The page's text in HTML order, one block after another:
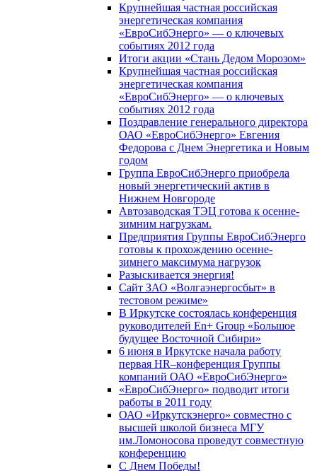
Крупнейшая частная российская
энергетическая компания
«ЕвроСибЭнерго» — о ключевых
событиях 2012 года
Итоги акции «Стань Дедом Морозом»
Крупнейшая частная российская
энергетическая компания
«ЕвроСибЭнерго» — о ключевых
событиях 2012 года
Поздравление генерального директора
ОАО «ЕвроСибЭнерго» Евгения
Федорова с Днем Энергетика и Новым
годом
Группа ЕвроСибЭнерго приобрела
новый энергетический актив в
Нижнем Новгороде
Автозаводская ТЭЦ готова к осенне-
зимним нагрузкам.
Предприятия Группы ЕвроСибЭнерго
готовы к прохождению осенне-
зимнего максимума нагрузок
Разыскивается энергия!
Сайт ЗАО «Волгаэнергосбыт» в
тестовом режиме»
В Иркутске состоялась конференция
руководителей En+ Group «Большое
будущее Восточной Сибири»
6 июня в Иркутске начала работу
первая HR–конференция Группы
компаний ОАО «ЕвроСибЭнерго»
«ЕвроСибЭнерго» подводит итоги
работы в 2011 году
ОАО «Иркутскэнерго» совместно с
высшей школой бизнеса МГУ
им.Ломоносова проведут совместную
конференцию
С Днем Победы!